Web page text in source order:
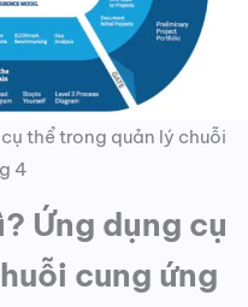
thể trong quản lý chuỗi
4
Ứng dụng cụ
cung ứng